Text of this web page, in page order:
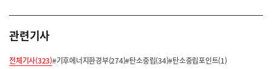
관련기사
전체기사(323)#기후에너지환경부(274)#탄소중립(34)#탄소중립포인트(1)